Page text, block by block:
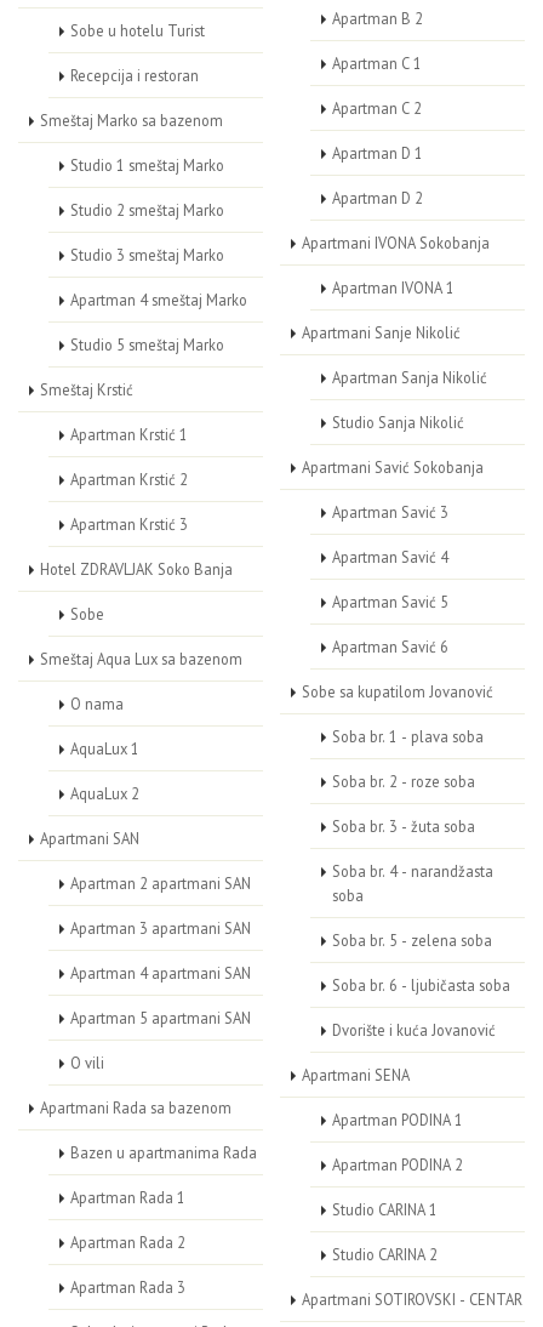
Sobe u hotelu Turist
Recepcija i restoran
Smeštaj Marko sa bazenom
Studio 1 smeštaj Marko
Studio 2 smeštaj Marko
Studio 3 smeštaj Marko
Apartman 4 smeštaj Marko
Studio 5 smeštaj Marko
Smeštaj Krstić
Apartman Krstić 1
Apartman Krstić 2
Apartman Krstić 3
Hotel ZDRAVLJAK Soko Banja
Sobe
Smeštaj Aqua Lux sa bazenom
O nama
AquaLux 1
AquaLux 2
Apartmani SAN
Apartman 2 apartmani SAN
Apartman 3 apartmani SAN
Apartman 4 apartmani SAN
Apartman 5 apartmani SAN
O vili
Apartmani Rada sa bazenom
Bazen u apartmanima Rada
Apartman Rada 1
Apartman Rada 2
Apartman Rada 3
Apartman B 2
Apartman C 1
Apartman C 2
Apartman D 1
Apartman D 2
Apartmani IVONA Sokobanja
Apartman IVONA 1
Apartmani Sanje Nikolić
Apartman Sanja Nikolić
Studio Sanja Nikolić
Apartmani Savić Sokobanja
Apartman Savić 3
Apartman Savić 4
Apartman Savić 5
Apartman Savić 6
Sobe sa kupatilom Jovanović
Soba br. 1 - plava soba
Soba br. 2 - roze soba
Soba br. 3 - žuta soba
Soba br. 4 - narandžasta
soba
Soba br. 5 - zelena soba
Soba br. 6 - ljubičasta soba
Dvorište i kuća Jovanović
Apartmani SENA
Apartman PODINA 1
Apartman PODINA 2
Studio CARINA 1
Studio CARINA 2
Apartmani SOTIROVSKI - CENTAR